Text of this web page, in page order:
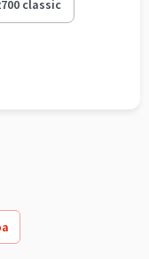
classic